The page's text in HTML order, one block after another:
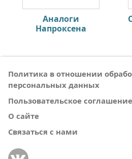
Аналоги
Напроксена
Политика в отношении
персональных данных
Пользовательское соглашение
О сайте
Связаться с нами